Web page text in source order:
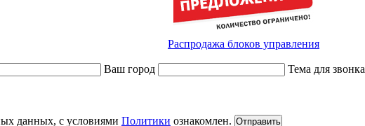
Распродажа блоков управления
Ваш город
Тема для звонка
данных, с условиями Политики ознакомлен. Отправить